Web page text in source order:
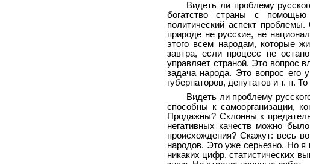
Видеть ли проблему
богатство страны с
политический аспект
природе не русские, не
этого всем народам, которые
завтра, если процесс не
управляет страной. Это вопрос
задача народа. Это вопрос его
губернаторов, депутатов и т. п.
Видеть ли проблему
способны к самоорганизации,
Продажны? Склонны к
негативных качеств можно
происхождения? Скажут: весь
народов. Это уже серьезно. Но я
никаких цифр, статистических